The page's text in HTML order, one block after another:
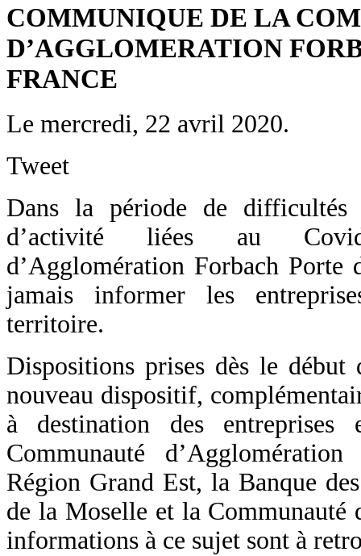
COMMUNIQUE DE LA
D’AGGLOMERATION
FRANCE
Le mercredi, 22 avril 2020.
Tweet
Dans la période de difficultés
d’activité liées au
d’Agglomération Forbach Porte
jamais informer les
territoire.
Dispositions prises dès le début
nouveau dispositif,
à destination des
Communauté
Région Grand Est, la Banque
de la Moselle et la Communauté
informations à ce sujet sont à